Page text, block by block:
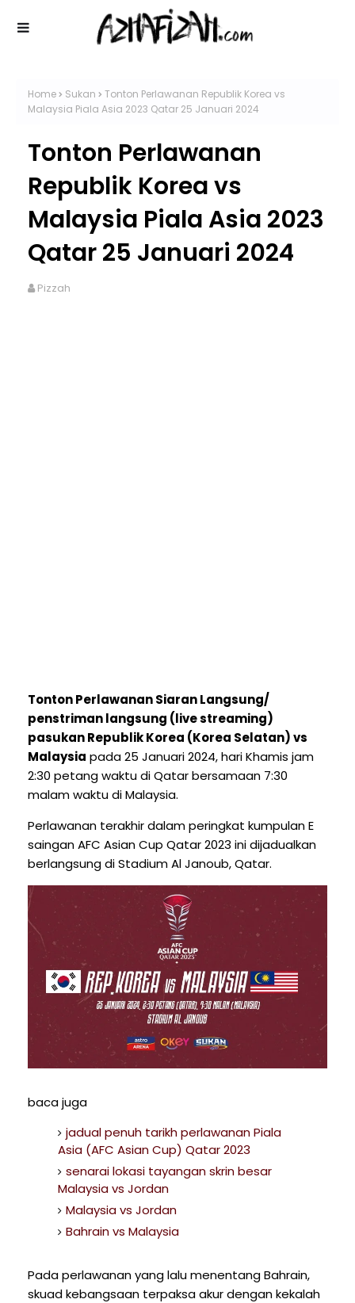
Home Sukan
Tonton Perlawanan Republik Korea vs
Malaysia Piala Asia 2023 Qatar 25 Januari 2024
Tonton Perlawanan
Republik Korea vs
Malaysia Piala Asia 2023
Qatar 25 Januari 2024
Pizzah
Tonton Perlawanan Siaran Langsung/
penstriman langsung (live streaming)
pasukan Republik Korea (Korea Selatan) vs
Malaysia pada 25 Januari 2024, hari Khamis jam
2:30 petang waktu di Qatar bersamaan 7:30
malam waktu di Malaysia.
Perlawanan terakhir dalam peringkat kumpulan E
saingan AFC Asian Cup Qatar 2023 ini dijadualkan
berlangsung di Stadium Al Janoub, Qatar.
baca juga
jadual penuh tarikh perlawanan Piala
Asia (AFC Asian Cup) Qatar 2023
senarai lokasi tayangan skrin besar
Malaysia vs Jordan
Malaysia vs Jordan
Bahrain vs Malaysia
Pada perlawanan yang lalu menentang Bahrain,
skuad kebangsaan terpaksa akur dengan kekalah